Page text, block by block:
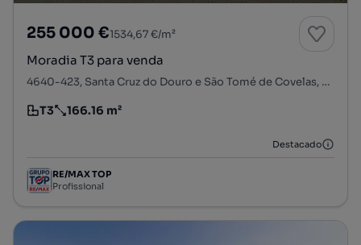
255 000 €1534,67 €/m²
Moradia T3 para venda
4640-423, Santa Cruz do Douro e São Tomé de Covelas, Baião, Porto
Tipologia
T3
Preço por metro quadrado
166.16 m²
Destacado
RE/MAX TOP
Profissional